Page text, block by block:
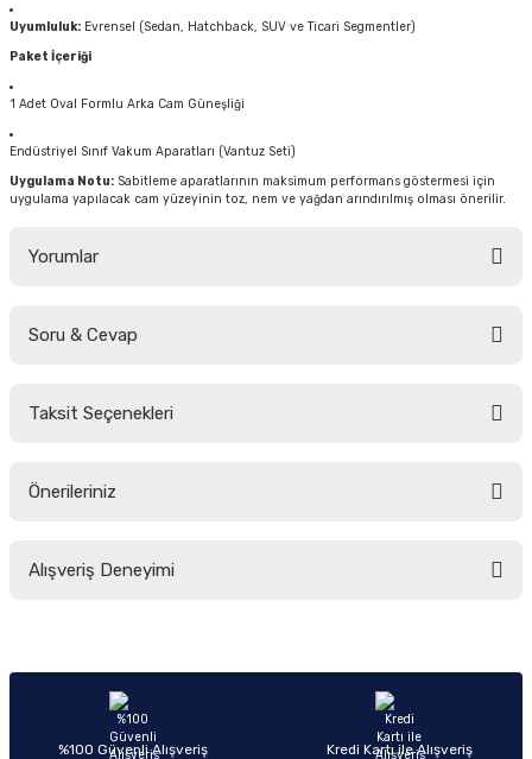
Uyumluluk: Evrensel (Sedan, Hatchback, SUV ve Ticari Segmentler)
Paket İçeriği
1 Adet Oval Formlu Arka Cam Güneşliği
Endüstriyel Sınıf Vakum Aparatları (Vantuz Seti)
Uygulama Notu: Sabitleme aparatlarının maksimum performans göstermesi için
uygulama yapılacak cam yüzeyinin toz, nem ve yağdan arındırılmış olması önerilir.
Yorumlar
Soru & Cevap
Taksit Seçenekleri
Önerileriniz
yetersiz gördüğünüz noktaları öneri formunu kullanarak tarafımıza
Ürün açıklamasında eksik bilgiler bulunuyor.
Ürün bilgilerinde hatalar bulunuyor.
Alışveriş Deneyimi
Sitemize ilk yorumu siz yapın!
%100 Güvenli Alışveriş Kredi Kartı ile Alışveriş